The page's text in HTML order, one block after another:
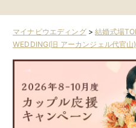
マイナビウエディング>結婚式場
WEDDING(旧 アーカンジェル代官山)